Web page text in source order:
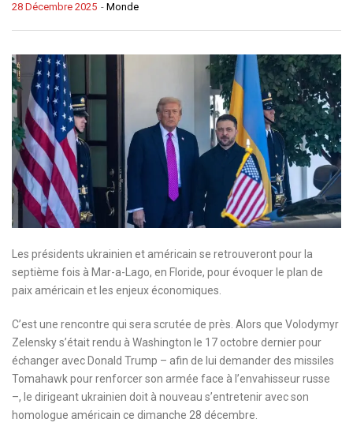
- Monde
28 Décembre 2025
Les présidents ukrainien et américain se retrouveront pour la
septième fois à Mar-a-Lago, en Floride, pour évoquer le plan de
paix américain et les enjeux économiques.
C’est une rencontre qui sera scrutée de près. Alors que Volodymyr
Zelensky s’était rendu à Washington le 17 octobre dernier pour
échanger avec Donald Trump – afin de lui demander des missiles
Tomahawk pour renforcer son armée face à l’envahisseur russe
–, le dirigeant ukrainien doit à nouveau s’entretenir avec son
homologue américain ce dimanche 28 décembre.